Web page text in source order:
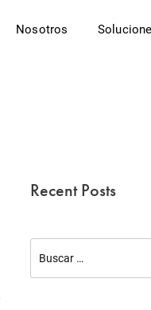
Nosotros
Recent Posts